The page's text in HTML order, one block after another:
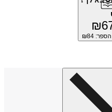
₪
₪
84